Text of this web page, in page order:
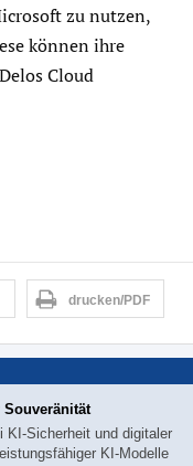
zu nutzen,
können ihre
Cloud
drucken/PDF
KI-Sicherheit und digitaler
KI-Modelle